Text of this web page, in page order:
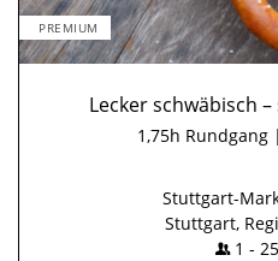
PREMIUM
Lecker schwäbisch
1,75h
Stuttgart-
Stuttgart,
1 - 25